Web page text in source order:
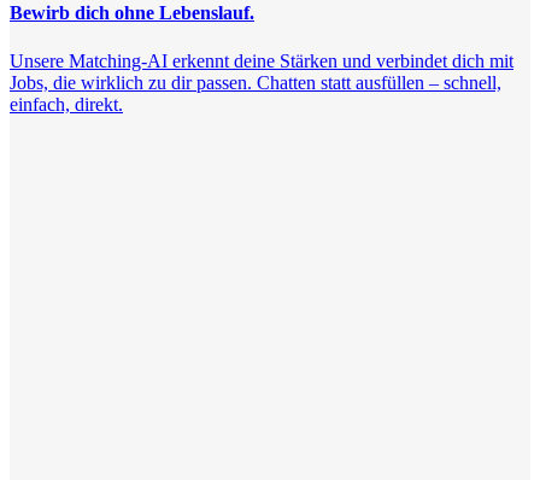
Bewirb dich ohne Lebenslauf.
Unsere Matching-AI erkennt deine Stärken und verbindet dich mit
Jobs, die wirklich zu dir passen. Chatten statt ausfüllen – schnell,
einfach, direkt.